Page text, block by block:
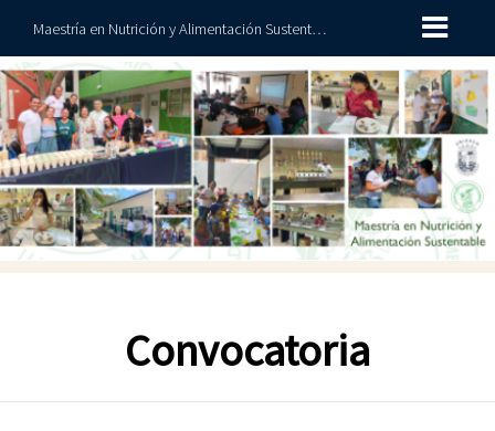
Maestría en Nutrición y Alimentación Sustentable
Convocatoria